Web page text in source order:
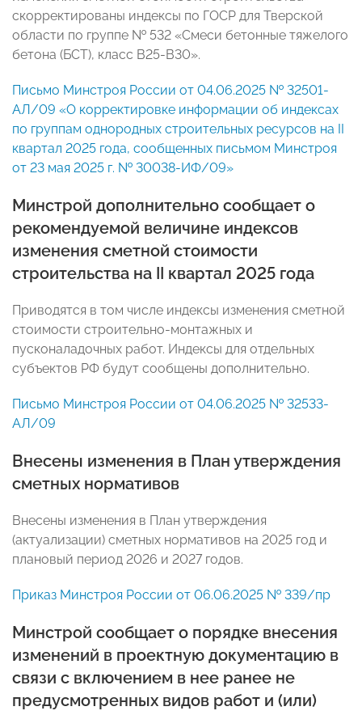
скорректированы индексы по ГОСР для Тверской
области по группе № 532 «Смеси бетонные тяжелого
бетона (БСТ), класс В25-В30».
Письмо Минстроя России от 04.06.2025 № 32501-
АЛ/09 «О корректировке информации об индексах
по группам однородных строительных ресурсов на II
квартал 2025 года, сообщенных письмом Минстроя
от 23 мая 2025 г. № 30038-ИФ/09»
Минстрой дополнительно сообщает о
рекомендуемой величине индексов
изменения сметной стоимости
строительства на II квартал 2025 года
Приводятся в том числе индексы изменения сметной
стоимости строительно-монтажных и
пусконаладочных работ. Индексы для отдельных
субъектов РФ будут сообщены дополнительно.
Письмо Минстроя России от 04.06.2025 № 32533-
АЛ/09
Внесены изменения в План утверждения
сметных нормативов
Внесены изменения в План утверждения
(актуализации) сметных нормативов на 2025 год и
плановый период 2026 и 2027 годов.
Приказ Минстроя России от 06.06.2025 № 339/пр
Минстрой сообщает о порядке внесения
изменений в проектную документацию в
связи с включением в нее ранее не
предусмотренных видов работ и (или)